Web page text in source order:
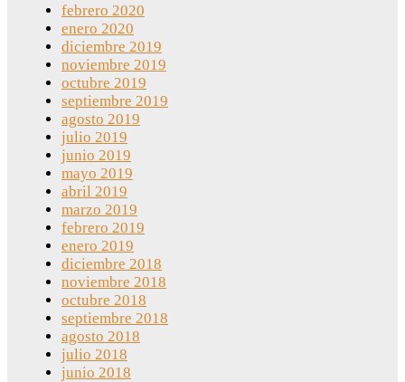
febrero 2020
enero 2020
diciembre 2019
noviembre 2019
octubre 2019
septiembre 2019
agosto 2019
julio 2019
junio 2019
mayo 2019
abril 2019
marzo 2019
febrero 2019
enero 2019
diciembre 2018
noviembre 2018
octubre 2018
septiembre 2018
agosto 2018
julio 2018
junio 2018